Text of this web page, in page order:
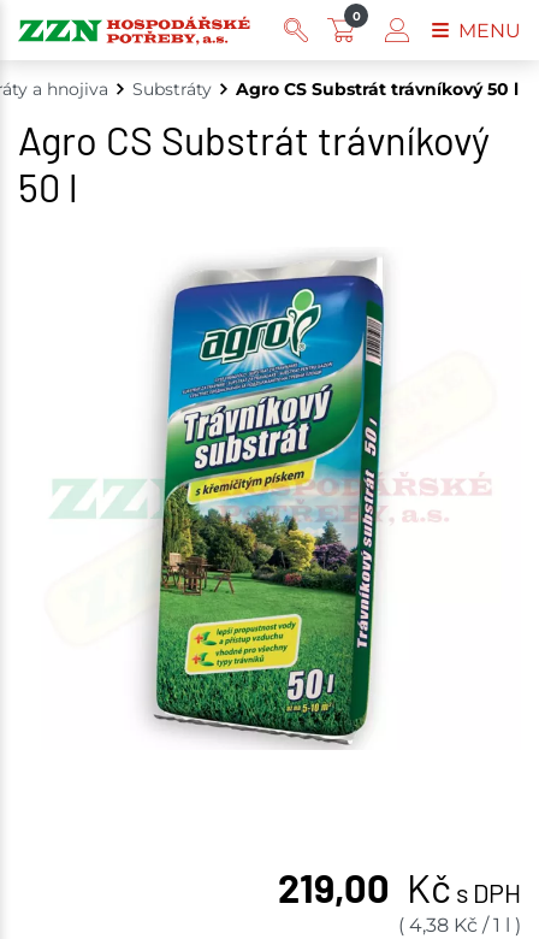
a hnojiva Substráty Agro CS Substrát trávníkový 50 l
Agro CS Substrát trávníkový
50 l
219,00 Kč s DPH
( 4,38 Kč /1 l )
0
MENU